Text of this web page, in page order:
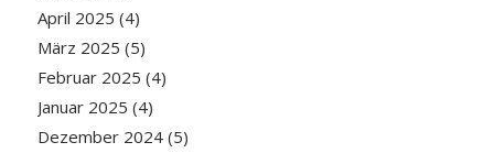
April 2025 (4)
März 2025 (5)
Februar 2025 (4)
Januar 2025 (4)
Dezember 2024(5)